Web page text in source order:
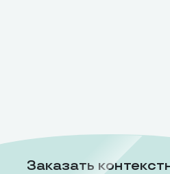
Заказать